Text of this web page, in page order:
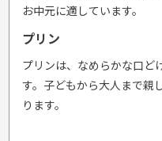
お中元に適しています。
プリン
プリンは、なめらかな口ど
す。子どもから大人まで親
ります。